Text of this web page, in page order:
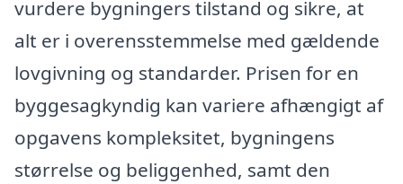
vurdere bygningers tilstand og sikre, at
alt er i overensstemmelse med gældende
lovgivning og standarder. Prisen for en
byggesagkyndig kan variere afhængigt af
opgavens kompleksitet, bygningens
størrelse og beliggenhed, samt den